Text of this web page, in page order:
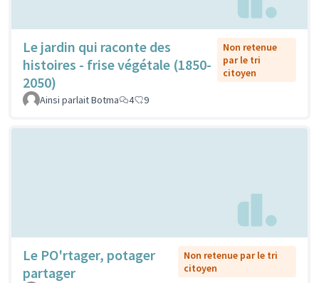
Le jardin qui raconte des
histoires - frise végétale (1850-
2050)
Non retenue
par le tri
citoyen
Ainsi parlait Botma 4 9
Le PO'rtager, potager
partager
Non retenue par le tri
citoyen